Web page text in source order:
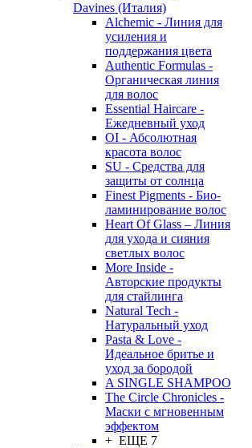
Davines (Италия)
Alchemic - Линия для
усиления и
поддержания цвета
Authentic Formulas -
Органическая линия
для волос
Essential Haircare -
Eжедневный уход
OI - Абсолютная
красота волос
SU - Средства для
защиты от солнца
Finest Pigments - Био-
ламинирование волос
Heart Of Glass – Линия
для ухода и сияния
светлых волос
More Inside -
Авторские продукты
для стайлинга
Natural Tech -
Натуральный уход
Pasta & Love -
Идеальное бритье и
уход за бородой
A SINGLE SHAMPOO
The Circle Chronicles -
Маски с мгновенным
эффектом
+ ЕЩЕ 7